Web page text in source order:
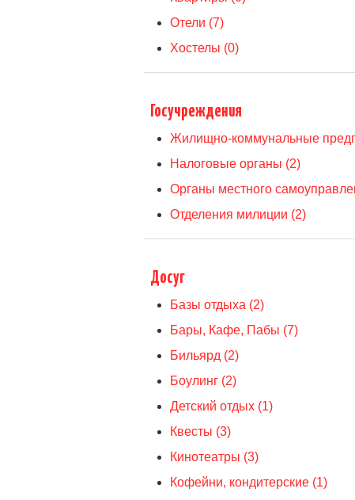
Отели (7)
Хостелы (0)
Госучреждения
Жилищно-коммунальные
Налоговые органы (2)
Органы местного
Отделения милиции (2)
Досуг
Базы отдыха (2)
Бары, Кафе, Пабы (7)
Бильярд (2)
Боулинг (2)
Детский отдых (1)
Квесты (3)
Кинотеатры (3)
Кофейни, кондитерские (1)